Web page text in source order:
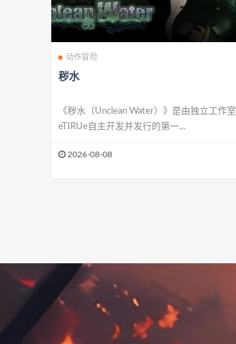
动作冒险
秽水
《秽水（Unclean Water）》是由独立工作室
eTIRUe自主开发并发行的第一...
2026-08-08